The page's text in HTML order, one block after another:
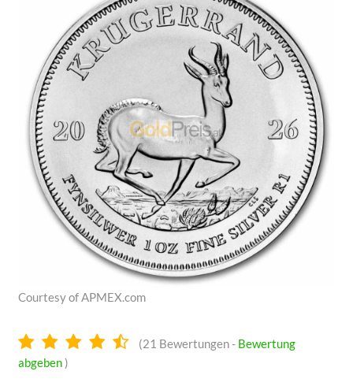
Courtesy of APMEX.com
4.6
(21 Bewertungen - Bewertung
abgeben)